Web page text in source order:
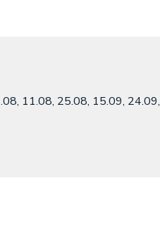
11.08, 25.08, 15.09,